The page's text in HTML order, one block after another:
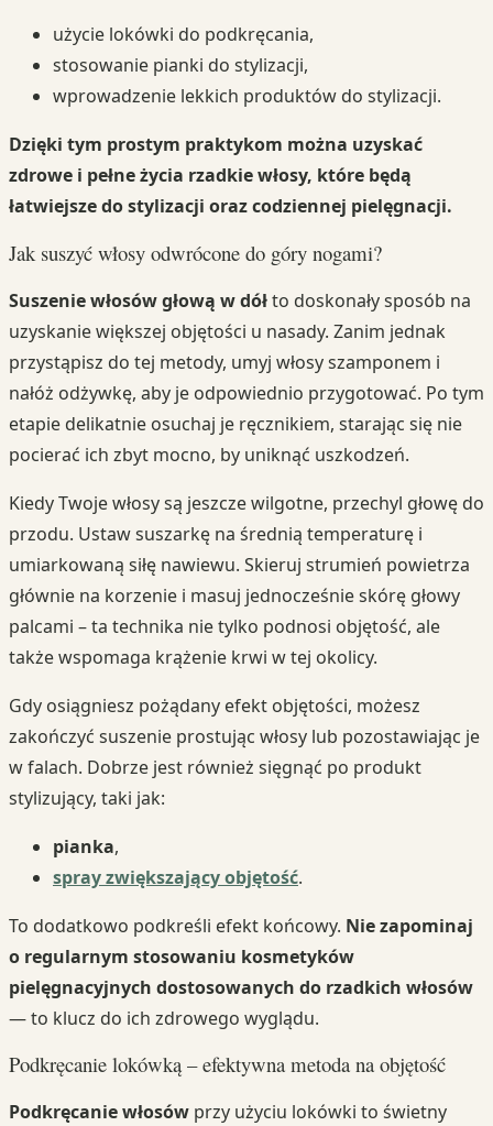
użycie lokówki do podkręcania,
stosowanie pianki do stylizacji,
wprowadzenie lekkich produktów do stylizacji.
Dzięki tym prostym praktykom można uzyskać
zdrowe i pełne życia rzadkie włosy, które będą
łatwiejsze do stylizacji oraz codziennej pielęgnacji.
Jak suszyć włosy odwrócone do góry nogami?
Suszenie włosów głową w dółto doskonały sposób na
uzyskanie większej objętości u nasady. Zanim jednak
przystąpisz do tej metody, umyj włosy szamponem i
nałóż odżywkę, aby je odpowiednio przygotować. Po tym
etapie delikatnie osuchaj je ręcznikiem, starając się nie
pocierać ich zbyt mocno, by uniknąć uszkodzeń.
Kiedy Twoje włosy są jeszcze wilgotne, przechyl głowę do
przodu. Ustaw suszarkę na średnią temperaturę i
umiarkowaną siłę nawiewu. Skieruj strumień powietrza
głównie na korzenie i masuj jednocześnie skórę głowy
palcami – ta technika nie tylko podnosi objętość, ale
także wspomaga krążenie krwi w tej okolicy.
Gdy osiągniesz pożądany efekt objętości, możesz
zakończyć suszenie prostując włosy lub pozostawiając je
w falach. Dobrze jest również sięgnąć po produkt
stylizujący, taki jak:
pianka,
spray zwiększający objętość.
To dodatkowo podkreśli efekt końcowy. Nie zapominaj
o regularnym stosowaniu kosmetyków
pielęgnacyjnych dostosowanych do rzadkich włosów
— to klucz do ich zdrowego wyglądu.
Podkręcanie lokówką – efektywna metoda na objętość
Podkręcanie włosów przy użyciu lokówki to świetny